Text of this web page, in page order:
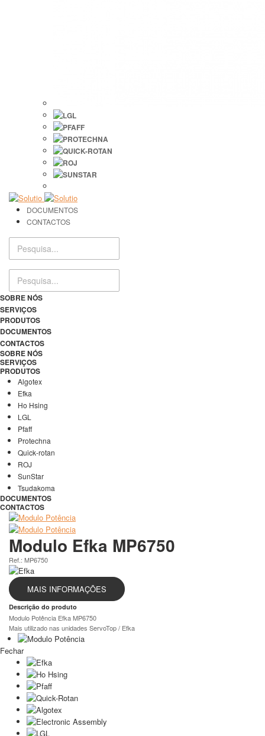
DOCUMENTOS
CONTACTOS
SOBRE NÓS
SERVIÇOS
PRODUTOS
DOCUMENTOS
CONTACTOS
SOBRE NÓS
SERVIÇOS
PRODUTOS
Algotex
Efka
Ho Hsing
LGL
Pfaff
Protechna
Quick-rotan
ROJ
SunStar
Tsudakoma
DOCUMENTOS
CONTACTOS
Modulo Efka MP6750
Ref.: MP6750
MAIS INFORMAÇÕES
Descrição do produto
Modulo Potência Efka MP6750
Mais utilizado nas unidades ServoTop / Efka
Fechar